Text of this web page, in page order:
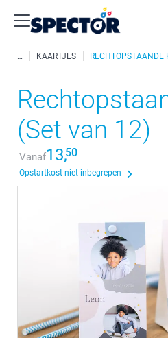
KAARTJES RECHTOPSTAANDE
(Set van 12)
Vanaf13,50
Opstartkost niet inbegrepen